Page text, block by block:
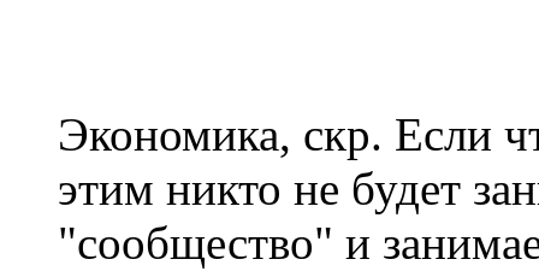
Экономика, скр. Если
этим никто не будет
"сообщество" и